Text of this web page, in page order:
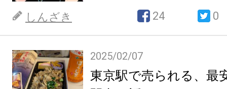
しんざき 24 0
2025/02/07
東京駅で売られる、最